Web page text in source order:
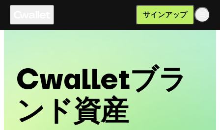
サインアップ
Cwalletブラ
ンド資産